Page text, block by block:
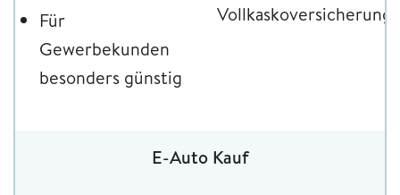
Für
Gewerbekunden
besonders günstig
Vollkaskoversicherung
E-Auto Kauf